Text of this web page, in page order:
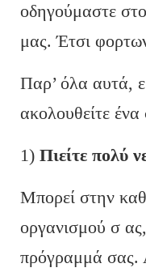
οδηγούμαστε
μας. Έτσι
Παρ’ όλα αυτά,
ακολουθείτε
1) Πιείτε πολύ
Μπορεί στην
οργανισμού σ
πρόγραμμά σας.